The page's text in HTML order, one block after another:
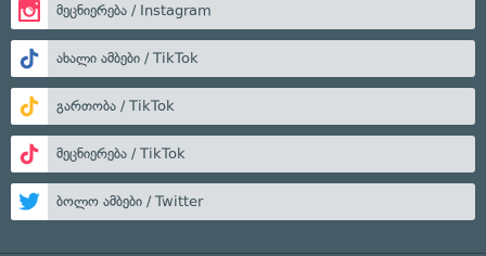
მეცნიერება / Instagram
ახალი ამბები / TikTok
გართობა / TikTok
მეცნიერება / TikTok
ბოლო ამბები / Twitter